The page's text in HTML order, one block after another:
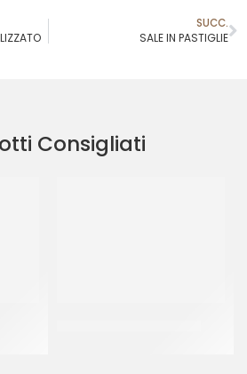
SUCC.
SALE IN PASTIGLIE
Consigliati